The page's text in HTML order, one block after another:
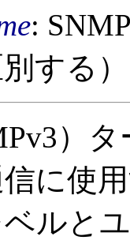
:
する）
）
信に使
ベルと